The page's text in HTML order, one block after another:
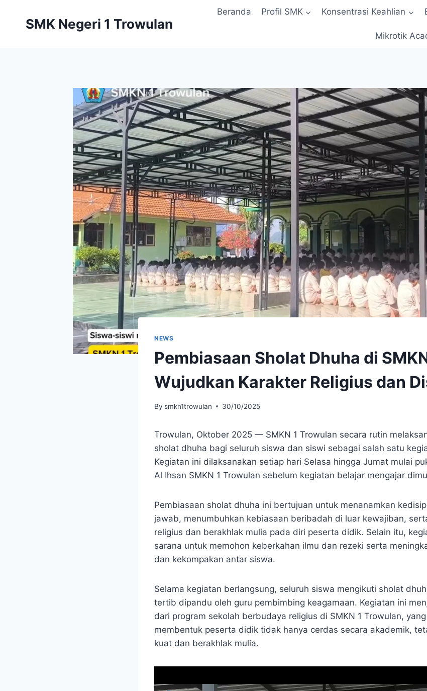
SMK Negeri 1 Trowulan
Beranda Profil SMK Konsentrasi Keahlian
Mikrotik
NEWS
Pembiasaan Sholat Dhuha di
Wujudkan Karakter Religius dan
By smkn1trowulan 30/10/2025
Trowulan, Oktober 2025 — SMKN 1 Trowulan secara rutin
sholat dhuha bagi seluruh siswa dan siswi sebagai salah satu
Kegiatan ini dilaksanakan setiap hari Selasa hingga Jumat mulai
Al Ihsan SMKN 1 Trowulan sebelum kegiatan belajar mengajar
Pembiasaan sholat dhuha ini bertujuan untuk menanamkan
jawab, menumbuhkan kebiasaan beribadah di luar kewajiban,
religius dan berakhlak mulia pada diri peserta didik. Selain itu,
sarana untuk memohon keberkahan ilmu dan rezeki serta
dan kekompakan antar siswa.
Selama kegiatan berlangsung, seluruh siswa mengikuti sholat
tertib dipandu oleh guru pembimbing keagamaan. Kegiatan ini
dari program sekolah berbudaya religius di SMKN 1 Trowulan,
membentuk peserta didik tidak hanya cerdas secara akademik,
kuat dan berakhlak mulia.